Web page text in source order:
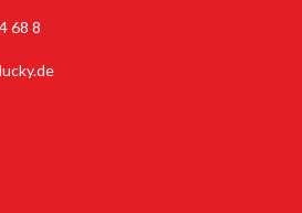
68 8